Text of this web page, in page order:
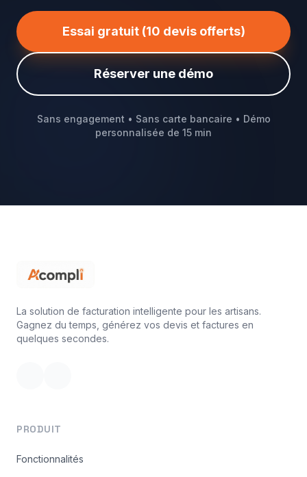
Essai gratuit (10 devis offerts)
Réserver une démo
Sans engagement • Sans carte bancaire • Démo
personnalisée de 15 min
La solution de facturation intelligente pour les artisans.
Gagnez du temps, générez vos devis et factures en
quelques secondes.
PRODUIT
Fonctionnalités